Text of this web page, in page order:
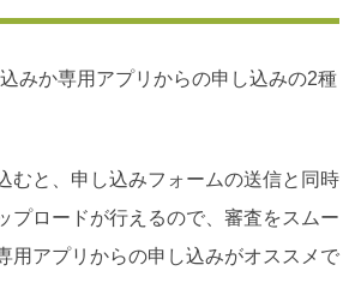
みか専用アプリからの申し込みの2種
むと、申し込みフォームの送信と同時
プロードが行えるので、審査をスムー
用アプリからの申し込みがオススメで